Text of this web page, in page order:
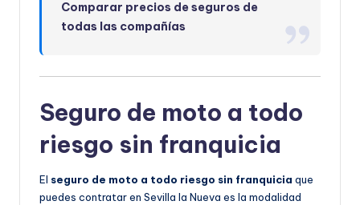
Comparar precios de seguros de
todas las compañías
Seguro de moto a todo
riesgo sin franquicia
El seguro de moto a todo riesgo sin franquicia que
puedes contratar en Sevilla la Nueva es la modalidad